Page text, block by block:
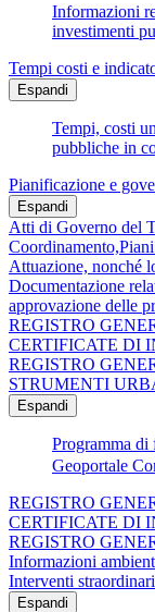
Informazioni
investimenti
Tempi costi e
Espandi
Tempi, costi
pubbliche in
Pianificazione e
Espandi
Atti di Governo del
Attuazione, nonché
Documentazione
approvazione delle
REGISTRO
CERTIFICATE DI
REGISTRO
STRUMENTI
Espandi
Programma di
Geoportale
REGISTRO
CERTIFICATE DI
REGISTRO
Informazioni
Interventi
Espandi